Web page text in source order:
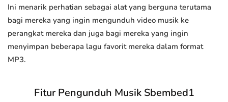
Ini menarik perhatian sebagai alat yang berguna terutama
bagi mereka yang ingin mengunduh video musik ke
perangkat mereka dan juga bagi mereka yang ingin
menyimpan beberapa lagu favorit mereka dalam format
MP3.
Fitur Pengunduh Musik Sbembed1